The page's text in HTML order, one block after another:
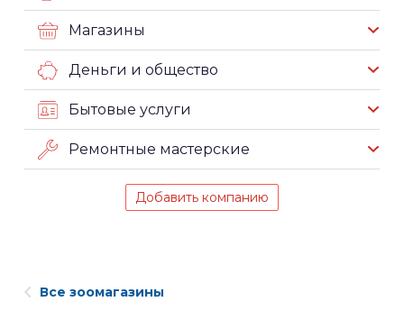
Магазины
Деньги и общество
Бытовые услуги
Ремонтные мастерские
Добавить компанию
Все зоомагазины